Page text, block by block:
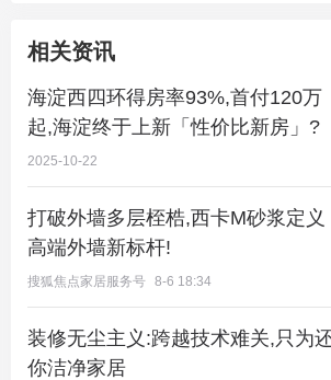
99㎡三居——虽然两面宽设计，但做
而且看红色框出来的部分，全部做
达10.6㎡，这在海淀算是开了先河了
没跟上北京卷阳台的节奏，但是跟
奏。客厅IMAX级采光，在百平以
了。
相关资讯
海淀西四环得房率93%,首付120万
起,海淀终于上新「性价比新房」?
2025-10-22
打破外墙多层桎梏,西卡M砂浆定义
高端外墙新标杆!
搜狐焦点家居服务号 8-6 18:34
装修无尘主义:跨越技术难关,只为
你洁净家居